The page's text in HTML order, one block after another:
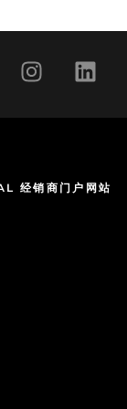
经销商门户网站